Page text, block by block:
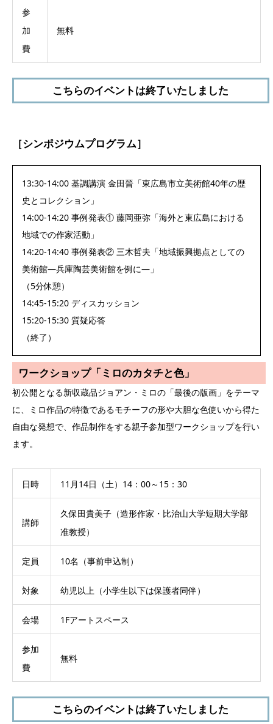
参
加
費
無料
こちらのイベントは終了いたしました
［シンポジウムプログラム］
13:30-14:00 基調講演 金田晉「東広島市立美術館40年の歴
史とコレクション」
14:00-14:20 事例発表① 藤岡亜弥「海外と東広島における
地域での作家活動」
14:20-14:40 事例発表② 三木哲夫「地域振興拠点としての
美術館―兵庫陶芸美術館を例に―」
（5分休憩）
14:45-15:20 ディスカッション
15:20-15:30 質疑応答
（終了）
ワークショップ「ミロのカタチと色」
初公開となる新収蔵品ジョアン・ミロの「最後の版画」をテーマ
に、ミロ作品の特徴であるモチーフの形や大胆な色使いから得た
自由な発想で、作品制作をする親子参加型ワークショップを行い
ます。
日時 11月14日（土）14：00～15：30
講師
久保田貴美子（造形作家・比治山大学短期大学部
准教授）
定員 10名（事前申込制）
対象 幼児以上（小学生以下は保護者同伴）
会場 1Fアートスペース
参加
費
無料
こちらのイベントは終了いたしました